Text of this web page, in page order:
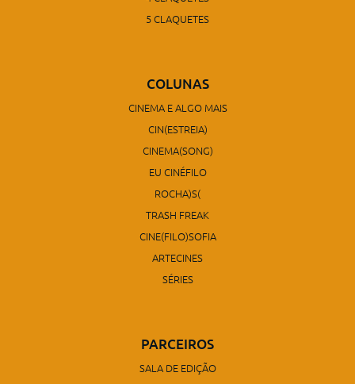
5 CLAQUETES
COLUNAS
CINEMA E ALGO MAIS
CIN(ESTREIA)
CINEMA(SONG)
EU CINÉFILO
ROCHA)S(
TRASH FREAK
CINE(FILO)SOFIA
ARTECINES
SÉRIES
PARCEIROS
SALA DE EDIÇÃO